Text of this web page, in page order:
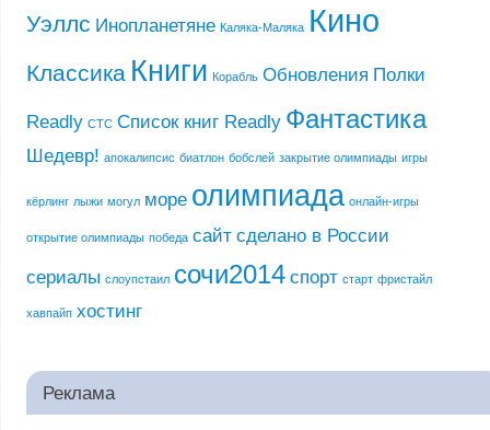
Уэллс Инопланетяне Каляка-Маляка Кино
Классика Книги Корабль Обновления Полки
Readly СТС Список книг Readly Фантастика
Шедевр! апокалипсис биатлон бобслей закрытие олимпиады игры
кёрлинг лыжи могул море олимпиада онлайн-игры
открытие олимпиады победа сайт сделано в России
сериалы слоупстаил сочи2014 спорт старт фристайл
хавпайп хостинг
Реклама